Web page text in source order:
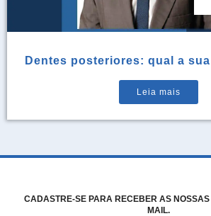
Dentes posteriores: qual a
Leia mais
CADASTRE-SE PARA RECEBER AS
MAIL.